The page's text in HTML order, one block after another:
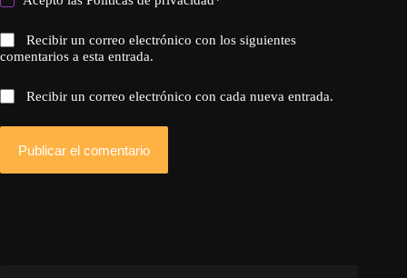
Recibir un correo electrónico con los siguientes
comentarios a esta entrada.
Recibir un correo electrónico con cada nueva entrada.
Publicar el comentario